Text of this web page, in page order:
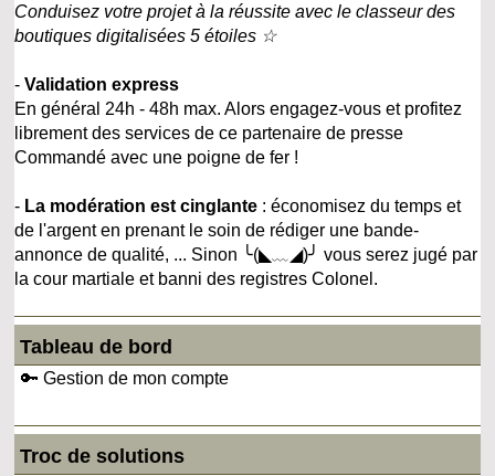
Conduisez votre projet à la réussite avec le classeur des
boutiques digitalisées 5 étoiles ☆
-Validation express
En général 24h - 48h max. Alors engagez-vous et profitez
librement des services de ce partenaire de presse
Commandé avec une poigne de fer !
- La modération est cinglante : économisez du temps et
de l'argent en prenant le soin de rédiger une bande-
annonce de qualité, ... Sinon ╰(◣﹏◢)╯ vous serez jugé par
la cour martiale et banni des registres Colonel.
Tableau de bord
🔑 Gestion de mon compte
Troc de solutions